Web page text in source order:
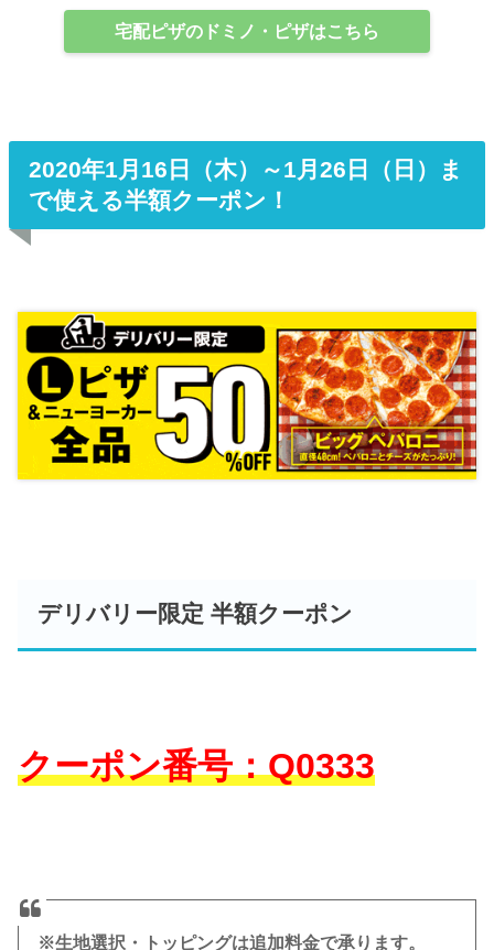
宅配ピザのドミノ・ピザはこちら
2020年1月16日（木）～1月26日（日）ま
で使える半額クーポン！
デリバリー限定 半額クーポン
クーポン番号：Q0333
※生地選択・トッピングは追加料金で承ります。